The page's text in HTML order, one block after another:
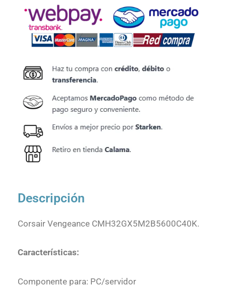
Descripción
Corsair Vengeance CMH32GX5M2B5600C40K.
Características:
Componente para: PC/servidor